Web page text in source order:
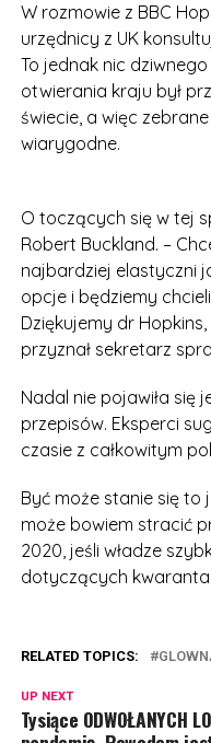
W rozmowie z BBC
urzędnicy z UK
To jednak nic
otwierania kraju był
świecie, a więc
wiarygodne.
O toczących się w tej
Robert Buckland. –
najbardziej elastyczni
opcje i będziemy
Dziękujemy dr
przyznał sekretarz
Nadal nie pojawiła się
przepisów. Eksperci
czasie z całkowitym
Być może stanie się to
może bowiem stracić
2020, jeśli władze
dotyczących
RELATED TOPICS:
UP NEXT
Tysiące ODWOŁANYCH